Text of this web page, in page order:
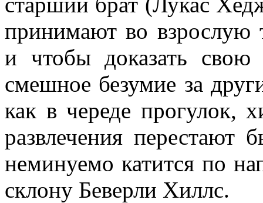
принимают во взрослую
и чтобы доказать свою
смешное безумие за
как в череде прогулок,
развлечения перестают
неминуемо катится по
склону Беверли Хиллс.